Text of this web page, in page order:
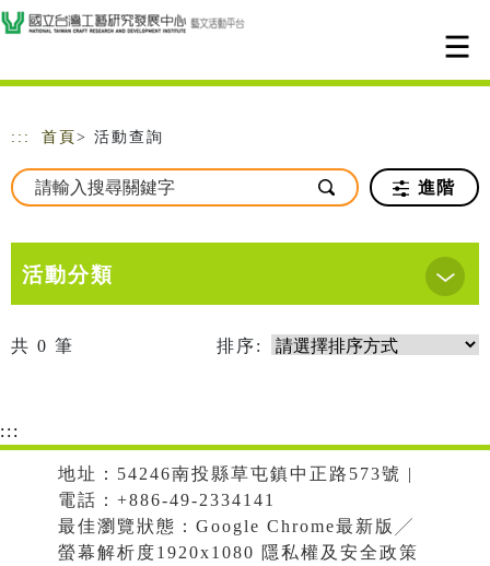
跳到主要內容
網站導覽
::: 首頁 > 活動查詢
進階
活動分類
共 0 筆 排序:
:::
地址：54246南投縣草屯鎮中正路573號 |
電話：+886-49-2334141
最佳瀏覽狀態：Google Chrome最新版╱
螢幕解析度1920x1080 隱私權及安全政策